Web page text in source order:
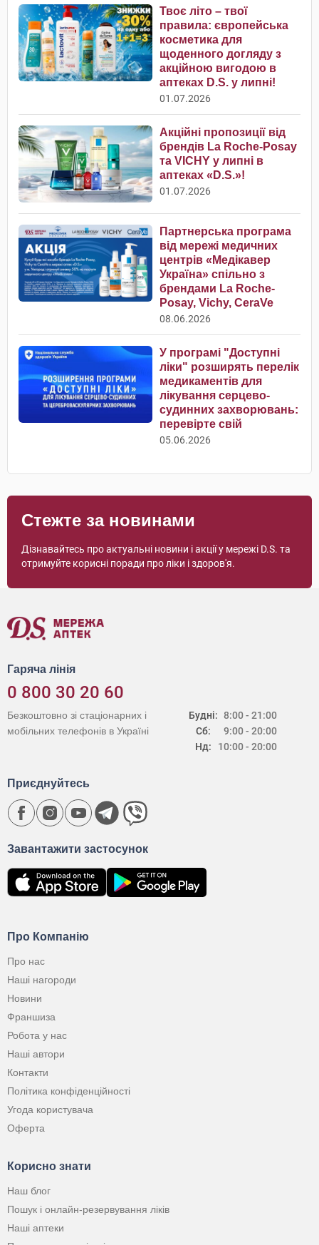
Твоє літо – твої
правила: європейська
косметика для
щоденного догляду з
акційною вигодою в
аптеках D.S. у липні!
01.07.2026
Акційні пропозиції від
брендів La Roche-Posay
та VICHY у липні в
аптеках «D.S.»!
01.07.2026
Партнерська програма
від мережі медичних
центрів «Медікавер
Україна» спільно з
брендами La Roche-
Posay, Vichy, CeraVe
08.06.2026
У програмі "Доступні
ліки" розширять перелік
медикаментів для
лікування серцево-
судинних захворювань:
перевірте свій
05.06.2026
Стежте за новинами
Дізнавайтесь про актуальні новини і акції у мережі D.S. та
отримуйте корисні поради про ліки і здоров'я.
Гаряча лінія
0 800 30 20 60
Будні:
Сб:
Нд:
8:00 - 21:00
9:00 - 20:00
10:00 - 20:00
Безкоштовно зі стаціонарних і
мобільних телефонів в Україні
Про Компанію
Про нас
Наші нагороди
Новини
Франшиза
Робота у нас
Наші автори
Контакти
Політика конфіденційності
Угода користувача
Оферта
Корисно знати
Наш блог
Пошук і онлайн-резервування ліків
Наші аптеки
Завантажити застосунок
Приєднуйтесь